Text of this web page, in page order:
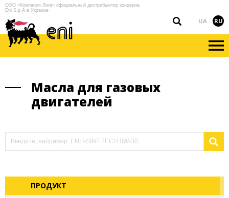
ООО «Компания Лига» официальный дистрибьютор концерна
Eni S.p.A в Украине
UA RU
Масла для газовых
двигателей
ПРОДУКТ